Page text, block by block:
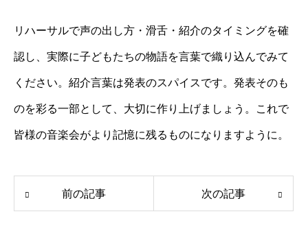
リハーサルで声の出し方・滑舌・紹介のタイミングを確
認し、実際に子どもたちの物語を言葉で織り込んでみて
ください。紹介言葉は発表のスパイスです。発表そのも
のを彩る一部として、大切に作り上げましょう。これで
皆様の音楽会がより記憶に残るものになりますように。
前の記事 次の記事